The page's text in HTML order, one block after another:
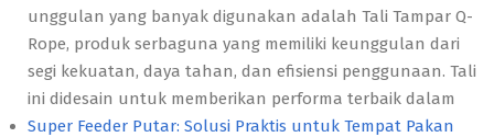
unggulan yang banyak digunakan adalah Tali Tampar Q-
Rope, produk serbaguna yang memiliki keunggulan dari
segi kekuatan, daya tahan, dan efisiensi penggunaan. Tali
ini didesain untuk memberikan performa terbaik dalam
Super Feeder Putar: Solusi Praktis untuk Tempat Pakan